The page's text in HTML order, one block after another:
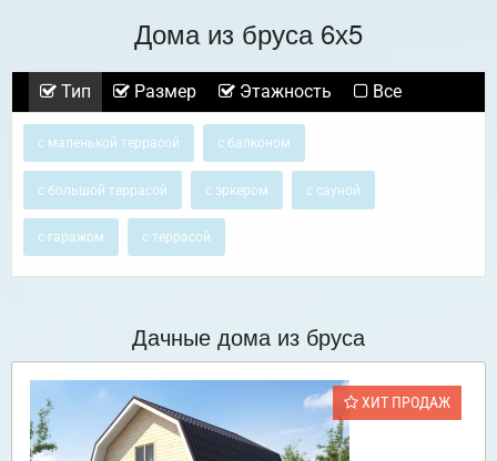
Дома из бруса 6х5
Тип Размер Этажность Все
с маленькой террасой с балконом
с большой террасой с эркером с сауной
с гаражом с террасой
Дачные дома из бруса
ХИТ ПРОДАЖ